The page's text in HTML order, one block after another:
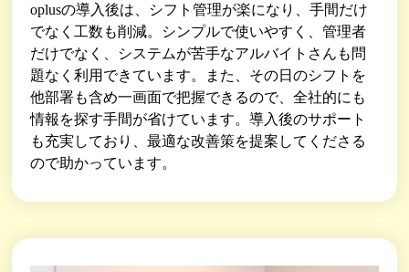
oplusの導入後は、シフト管理が楽になり、手間だけ
でなく工数も削減。シンプルで使いやすく、管理者
だけでなく、システムが苦手なアルバイトさんも問
題なく利用できています。また、その日のシフトを
他部署も含め一画面で把握できるので、全社的にも
情報を探す手間が省けています。導入後のサポート
も充実しており、最適な改善策を提案してくださる
ので助かっています。